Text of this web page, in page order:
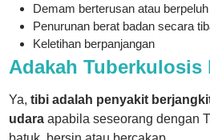
Demam berterusan atau
Penurunan berat badan secara
Keletihan berpanjangan
Adakah Tuberkulosis
Ya,tibi adalah penyakit
udaraapabila seseorang dengan